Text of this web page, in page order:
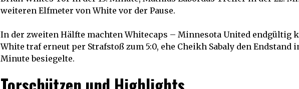
weiteren Elfmeter von White vor der Pause.
In der zweiten Hälfte machten Whitecaps – Minnesota United endgültig
White traf erneut per Strafstoß zum 5:0, ehe Cheikh Sabaly den Endstand
Minute besiegelte.